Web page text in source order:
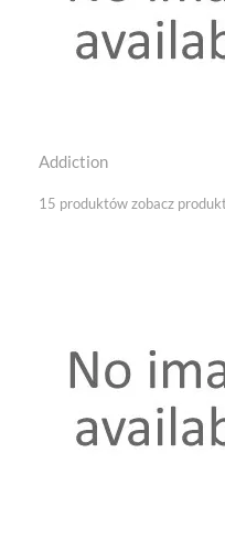
Addiction
15 produktówzobacz